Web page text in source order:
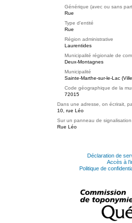
Générique (avec ou sans
Rue
Type d'entité
Rue
Région administrative
Laurentides
Municipalité régionale de
Deux-Montagnes
Municipalité
Sainte-Marthe-sur-le-Lac
Code géographique de la
72015
Dans une adresse, on écrirait,
10, rue Léo
Sur un panneau de
Rue Léo
Déclaration de
Accès à
Politique de